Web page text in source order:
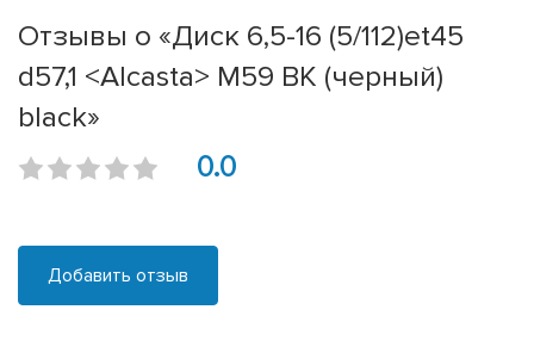
Отзывы о «Диск 6,5-16 (5/112)et45
d57,1 <Alcasta> M59 BK (черный)
black»
0.0
Добавить отзыв